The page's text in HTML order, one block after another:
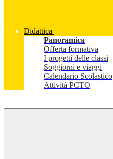
Didattica
Panoramica
Offerta formativa
I progetti delle classi
Soggiorni e viaggi
Calendario Scolastico
Attività PCTO